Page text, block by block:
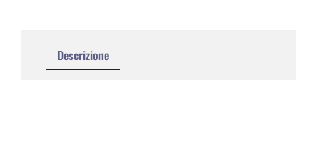
Descrizione